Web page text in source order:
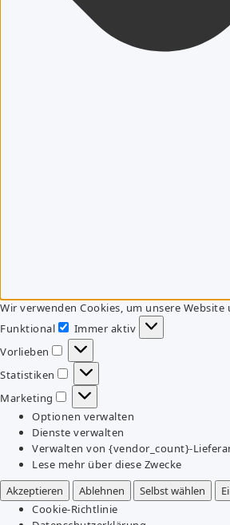
Wir verwenden Cookies, um unsere
Funktional
Funktional
Immer aktiv
Vorlieben
Vorlieben
Statistiken
Statistiken
Marketing
Marketing
Optionen verwalten
Dienste verwalten
Verwalten von {vendor_count}-
Lese mehr über diese Zwecke
Akzeptieren
Ablehnen Selbst wählen
Cookie-Richtlinie